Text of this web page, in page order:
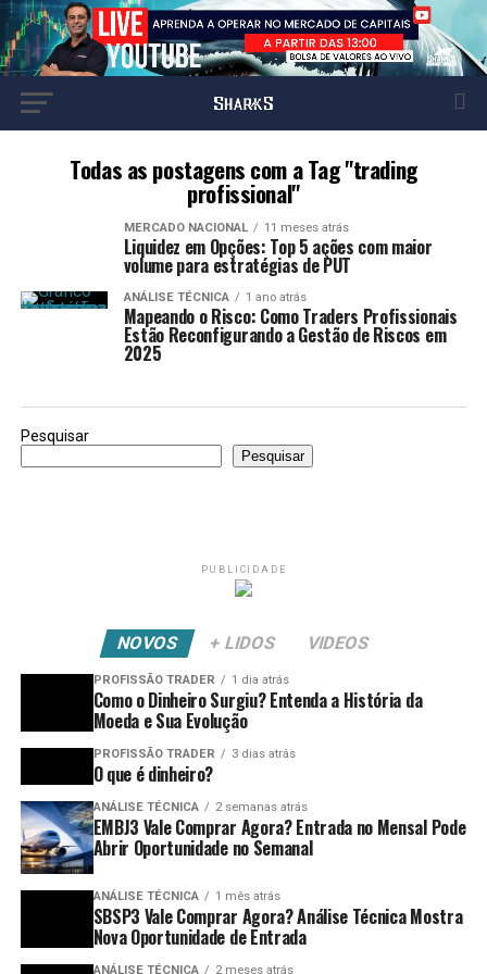
Todas as postagens com a Tag "trading
profissional"
MERCADO NACIONAL 11 meses atrás
Liquidez em Opções: Top 5 ações com maior
volume para estratégias de PUT
ANÁLISE TÉCNICA 1 ano atrás
Mapeando o Risco: Como Traders Profissionais
Estão Reconfigurando a Gestão de Riscos em
2025
Pesquisar
Pesquisar
PUBLICIDADE
NOVOS + LIDOS VIDEOS
PROFISSÃO TRADER 1 dia atrás
Como o Dinheiro Surgiu? Entenda a História da
Moeda e Sua Evolução
PROFISSÃO TRADER 3 dias atrás
O que é dinheiro?
ANÁLISE TÉCNICA 2 semanas atrás
EMBJ3 Vale Comprar Agora? Entrada no Mensal Pode
Abrir Oportunidade no Semanal
ANÁLISE TÉCNICA 1 mês atrás
SBSP3 Vale Comprar Agora? Análise Técnica Mostra
Nova Oportunidade de Entrada
ANÁLISE TÉCNICA 2 meses atrás